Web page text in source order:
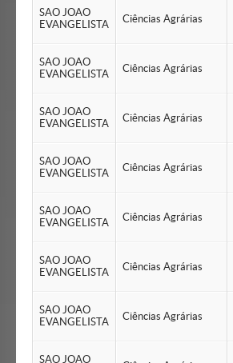
SAO JOAO
EVANGELISTA
Ciências Agrárias
SAO JOAO
EVANGELISTA
Ciências Agrárias
SAO JOAO
EVANGELISTA
Ciências Agrárias
SAO JOAO
EVANGELISTA
Ciências Agrárias
SAO JOAO
EVANGELISTA
Ciências Agrárias
SAO JOAO
EVANGELISTA
Ciências Agrárias
SAO JOAO
EVANGELISTA
Ciências Agrárias
SAO JOAO